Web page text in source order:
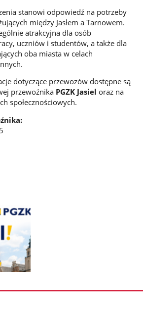
stanowi odpowiedź na potrzeby
między Jasłem a Tarnowem.
atrakcyjna dla osób
uczniów i studentów, a także dla
oba miasta w celach
dotyczące przewozów dostępne są
przewoźnika PGZK Jasiel oraz na
społecznościowych.